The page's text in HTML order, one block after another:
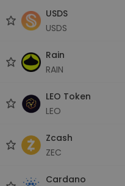
USDS
USDS
Rain
RAIN
LEO Token
LEO
Zcash
ZEC
Cardano